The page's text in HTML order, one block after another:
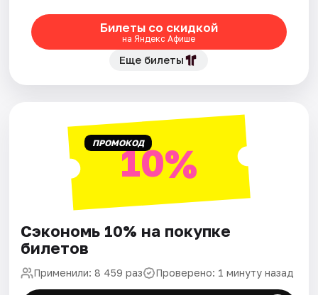
Билеты со скидкой
на Яндекс Афише
Еще билеты
ПРОМОКОД10%
Сэкономь 10% на покупке
билетов
Применили: 8 459 раз Проверено: 1 минуту назад